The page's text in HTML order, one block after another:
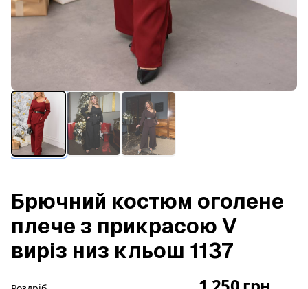
Брючний костюм оголене
плече з прикрасою V
виріз низ кльош 1137